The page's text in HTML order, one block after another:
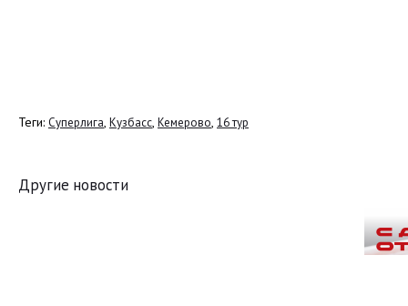
Теги: Суперлига, Кузбасс, Кемерово, 16 тур
Другие новости